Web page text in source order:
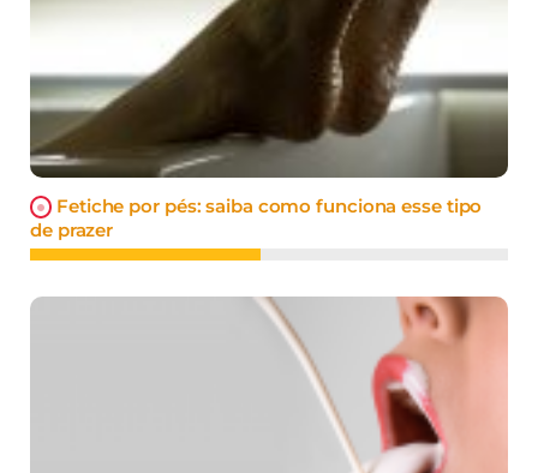
Fetiche por pés: saiba como funciona esse tipo
de prazer